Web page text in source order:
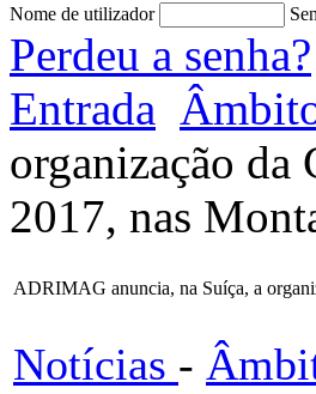
Nome de utilizador
Perdeu a senha?
Entrada
organização da
2017, nas
ADRIMAG anuncia, na Suíça, a
Notícias -